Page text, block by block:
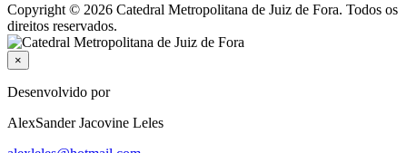
Copyright © 2026 Catedral Metropolitana de Juiz de Fora. Todos os
direitos reservados.
×
Desenvolvido por
AlexSander Jacovine Leles